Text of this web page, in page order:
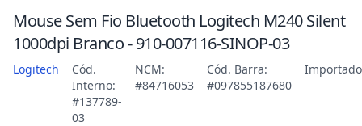
Mouse Sem Fio Bluetooth Logitech M240 Silent
1000dpi Branco - 910-007116-SINOP-03
Logitech
Cód.
Interno:
#137789-
03
NCM:
#84716053
Cód. Barra:
#097855187680
Importado